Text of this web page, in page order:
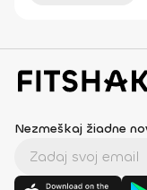
Nezmeškaj žiadne